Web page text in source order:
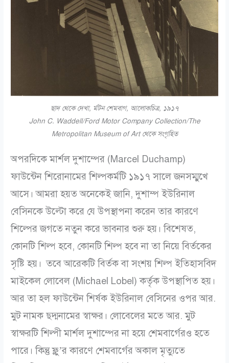
ছাদ থেকে দেখা, র্মটন শেমবাগ, আলোকচিত্র, ১৯১৭
John C. Waddell/Ford Motor Company Collection/The
Metropolitan Museum of Art থেকে সংগৃহিত
অপরদিকে মার্শল দুশাম্পের (Marcel Duchamp)
ফাউন্টেন শিরোনামের শিল্পকর্মটি ১৯১৭ সালে জনসম্মুখে
আসে। আমরা হয়ত অনেকেই জানি, দুশাম্প ইউরিনাল
বেসিনকে উল্টো করে যে উপস্থাপনা করেন তার কারণে
শিল্পের জগতে নতুন করে ভাবনার শুরু হয়। বিশেষত,
কোনটি শিল্প হবে, কোনটি শিল্প হবে না তা নিয়ে বির্তকের
সৃষ্টি হয়। তবে আরেকটি বির্তক বা সংশয় শিল্প ইতিহাসবিদ
মাইকেল লোবেল (Michael Lobel) কর্তৃক উপস্থাপিত হয়।
আর তা হল ফাউন্টেন শির্ষক ইউরিনাল বেসিনের ওপর আর.
মুট নামক ছদ্মনামের স্বাক্ষর। লোবেলের মতে আর. মুট
স্বাক্ষরটি শিল্পী মার্শল দুশাম্পের না হয়ে শেমবার্গেরও হতে
পারে। কিন্তু ফ্লু’র কারণে শেমবার্গের অকাল মৃত্যুতে